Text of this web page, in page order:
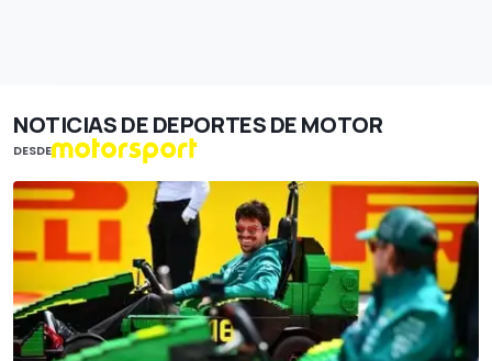
NOTICIAS DE DEPORTES DE MOTOR
DESDE